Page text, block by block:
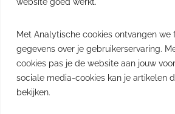
Met Analytische cookies ontvangen we
gegevens over je gebruikerservaring.
cookies pas je de website aan jouw
sociale media-cookies kan je artikelen
bekijken.
inzichten uit de Belgische logistieke
Ontvang je gratis
wekelijkse